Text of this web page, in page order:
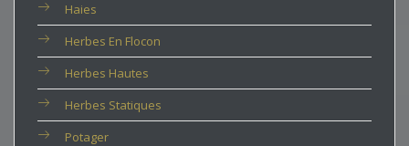
Haies
Herbes En Flocon
Herbes Hautes
Herbes Statiques
Potager